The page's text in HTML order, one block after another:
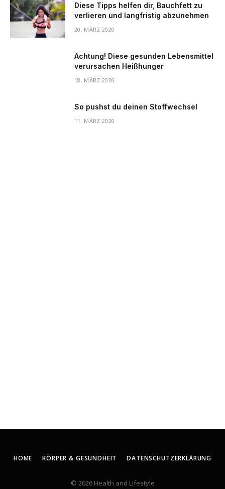
Diese Tipps helfen dir, Bauchfett zu
verlieren und langfristig abzunehmen
20. MÄRZ 2020
Achtung! Diese gesunden Lebensmittel
verursachen Heißhunger
18. MÄRZ 2020
So pushst du deinen Stoffwechsel
11. MÄRZ 2020
HOME KÖRPER & GESUNDHEIT DATENSCHUTZERKLÄRUNG
© 2026 Health and Lifestyle